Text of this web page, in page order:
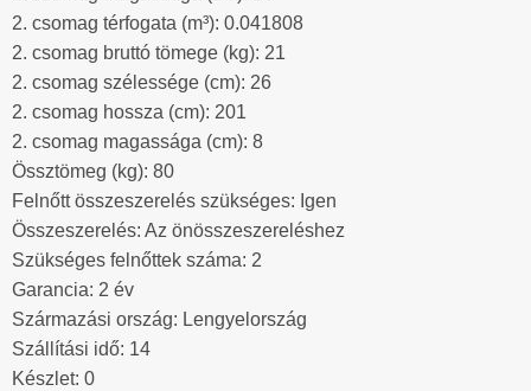
2. csomag térfogata (m³): 0.041808
2. csomag bruttó tömege (kg): 21
2. csomag szélessége (cm): 26
2. csomag hossza (cm): 201
2. csomag magassága (cm): 8
Össztömeg (kg): 80
Felnőtt összeszerelés szükséges: Igen
Összeszerelés: Az önösszeszereléshez
Szükséges felnőttek száma: 2
Garancia: 2 év
Származási ország: Lengyelország
Szállítási idő: 14
Készlet: 0